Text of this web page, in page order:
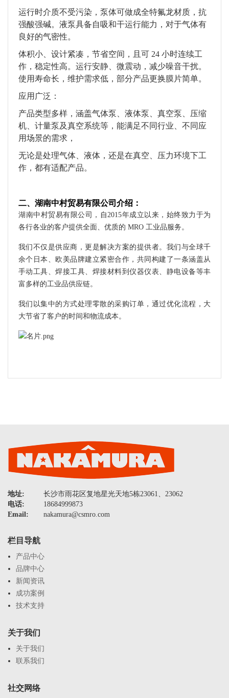
运行时介质不受污染，泵体可做成全特氟龙材质，抗
强酸强碱。液泵具备自吸和干运行能力，对于气体有
良好的气密性。
体积小、设计紧凑，节省空间，且可 24 小时连续工
作，稳定性高。运行安静、微震动，减少噪音干扰。
使用寿命长，维护需求低，部分产品更换膜片简单。
应用广泛：
产品类型多样，涵盖气体泵、液体泵、真空泵、压缩
机、计量泵及真空系统等，能满足不同行业、不同应
用场景的需求，
无论是处理气体、液体，还是在真空、压力环境下工
作，都有适配产品。
二、湖南中村贸易有限公司介绍：
湖南中村贸易有限公司，自2015年成立以来，始终致力于为
各行各业的客户提供全面、优质的 MRO 工业品服务。
我们不仅是供应商，更是解决方案的提供者。我们与全球千
余个日本、欧美品牌建立紧密合作，共同构建了一条涵盖从
手动工具、焊接工具、焊接材料到仪器仪表、静电设备等丰
富多样的工业品供应链。
我们以集中的方式处理零散的采购订单，通过优化流程，大
大节省了客户的时间和物流成本。
地址:
长沙市雨花区复地星光天地5栋23061、23062
电话:
18684999873
Email:
nakamura@csmro.com
栏目导航
产品中心
品牌中心
新闻资讯
成功案例
技术支持
关于我们
关于我们
联系我们
社交网络